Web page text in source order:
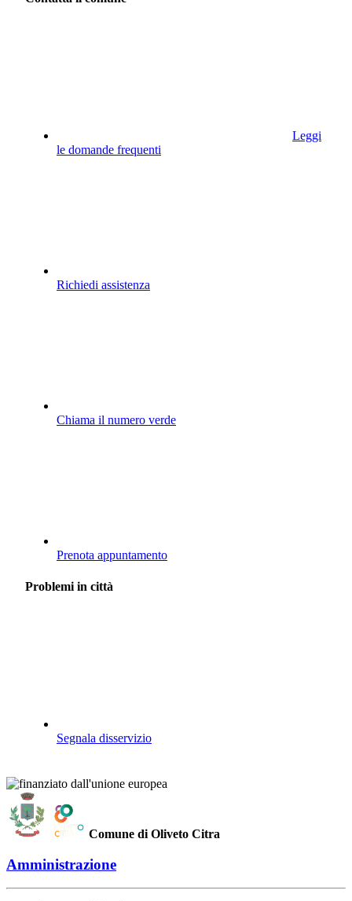
Leggi
le domande frequenti
Richiedi assistenza
Chiama il numero verde
Prenota appuntamento
Problemi in città
Segnala disservizio
Comune di Oliveto Citra
Amministrazione